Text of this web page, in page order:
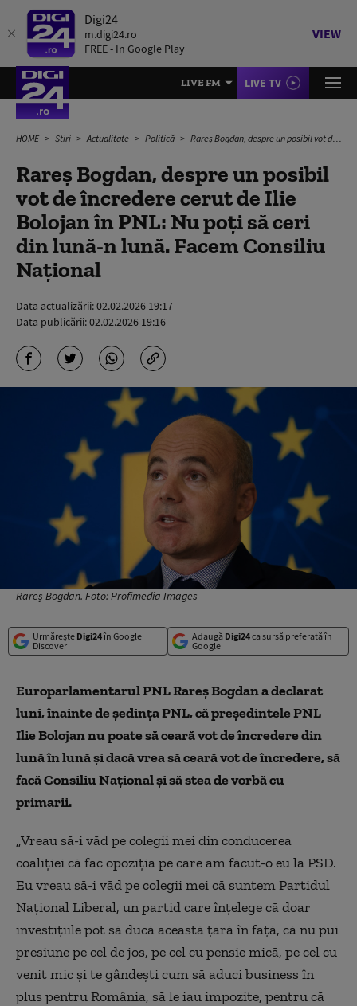
Digi24
m.digi24.ro
FREE - In Google Play
VIEW
LIVE FM LIVE TV
HOME Știri Actualitate Politică Rareș Bogdan, despre un posibil vot de încredere cerut de Ilie Bolojan în PNL: Nu poți să ceri din lună-n lună. Facem Consiliu Național
Rareș Bogdan, despre un posibil
vot de încredere cerut de Ilie
Bolojan în PNL: Nu poți să ceri
din lună-n lună. Facem Consiliu
Național
Data actualizării:02.02.2026 19:17
Data publicării:02.02.2026 19:16
Rareș Bogdan. Foto: Profimedia Images
Urmărește Digi24în Google
Discover
Adaugă Digi24ca sursă preferată în
Google
Europarlamentarul PNL Rareş Bogdan a declarat
luni, înainte de şedinţa PNL, că preşedintele PNL
Ilie Bolojan nu poate să ceară vot de încredere din
lună în lună şi dacă vrea să ceară vot de încredere, să
facă Consiliu Naţional şi să stea de vorbă cu
primarii.
„Vreau să-i văd pe colegii mei din conducerea
coaliţiei că fac opoziţia pe care am făcut-o eu la PSD.
Eu vreau să-i văd pe colegii mei că suntem Partidul
Naţional Liberal, un partid care înţelege că doar
investiţiile pot să ducă această ţară în faţă, că nu pui
presiune pe cel de jos, pe cel cu pensie mică, pe cel cu
venit mic şi te gândeşti cum să aduci business în
plus pentru România, să le iau impozite, pentru că